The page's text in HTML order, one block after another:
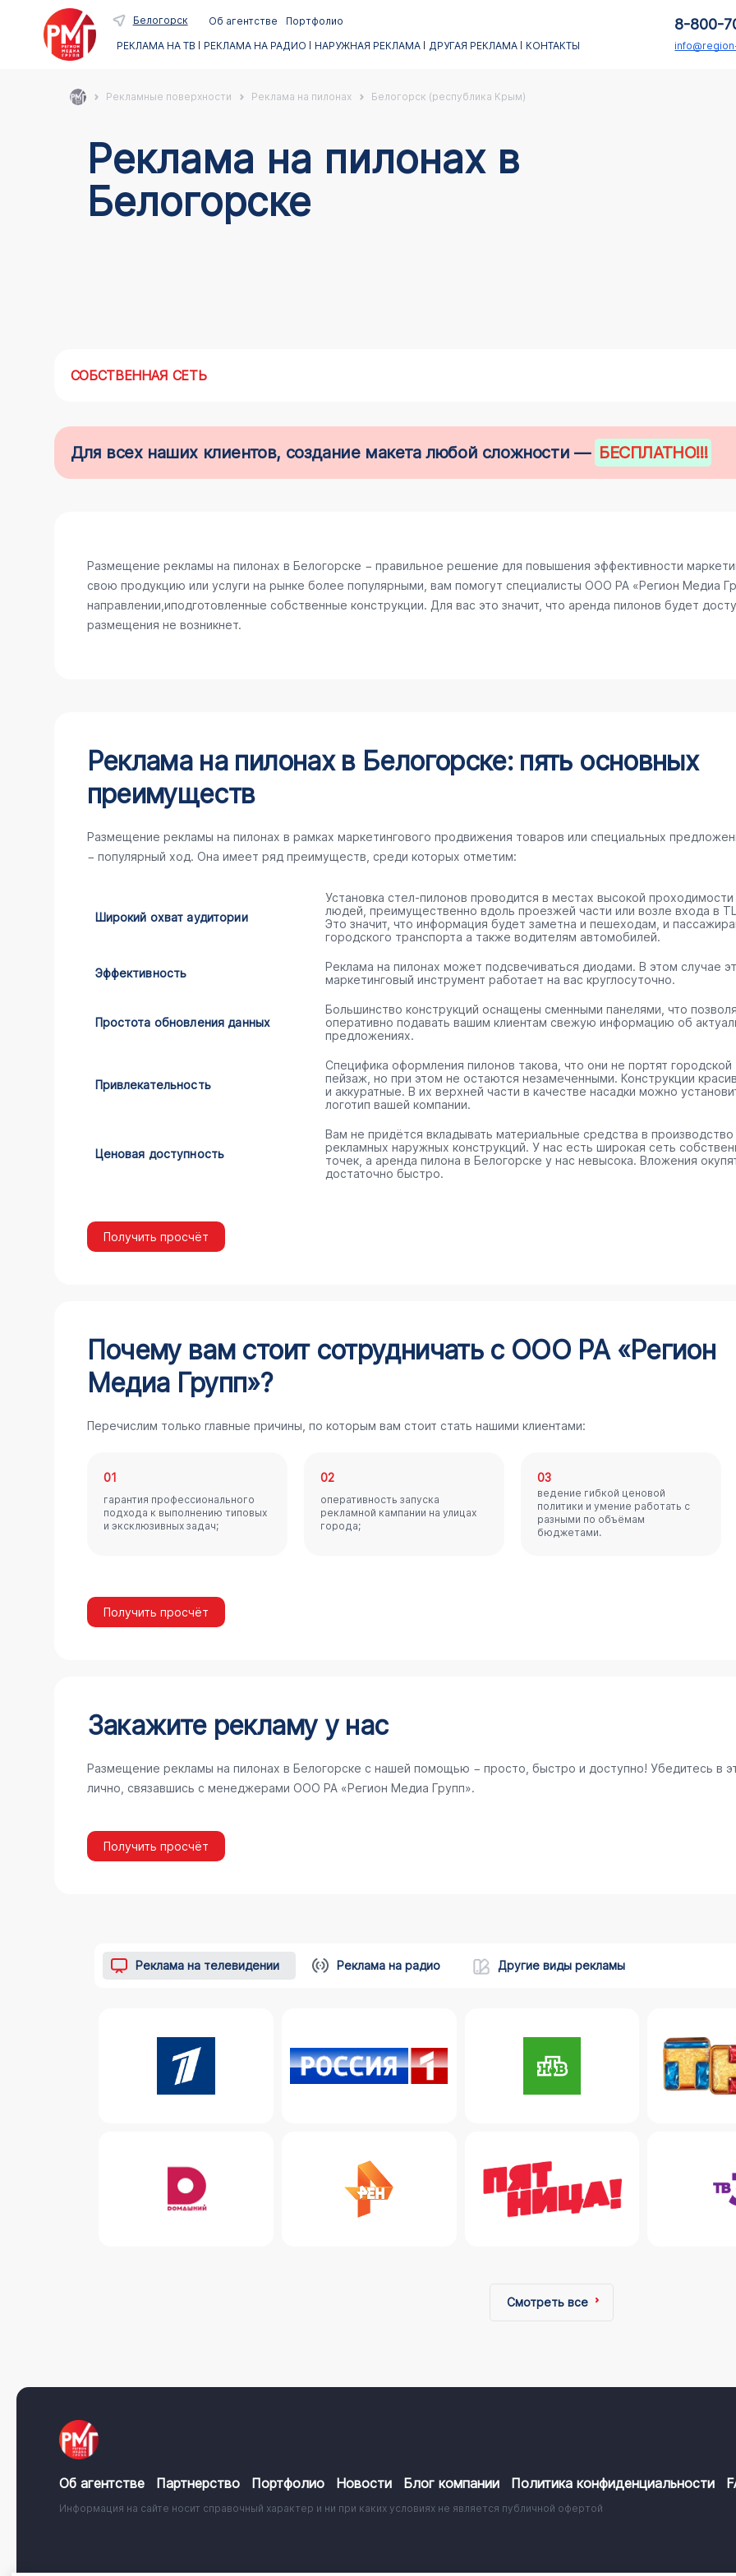
Белогорск Об агентстве
Портфолио
РЕКЛАМА НА ТВ
РЕКЛАМА НА РАДИО НАРУЖНАЯ РЕКЛАМА ДРУГАЯ РЕКЛАМА КОНТАКТЫ
8-800-
Рекламные поверхности Реклама на пилонах Белогорск (республика Крым)
Реклама на пилонах в
Белогорске
СОБСТВЕННАЯ СЕТЬ
Для всех наших клиентов, создание макета любой сложности — БЕСПЛАТНО!!!
Размещение рекламы на пилонах в Белогорске − правильное решение для повышения эффективности
свою продукцию или услуги на рынке более популярными, вам помогут специалисты ООО РА «Регион Медиа
направлении,иподготовленные собственные конструкции. Для вас это значит, что аренда пилонов будет
размещения не возникнет.
Реклама на пилонах в Белогорске: пять основных
преимуществ
Размещение рекламы на пилонах в рамках маркетингового продвижения товаров или специальных
− популярный ход. Она имеет ряд преимуществ, среди которых отметим:
Широкий охват аудитории
Установка стел-пилонов проводится в местах высокой проходимости
людей, преимущественно вдоль проезжей части или возле входа в
Это значит, что информация будет заметна и пешеходам, и
городского транспорта а также водителям автомобилей.
Эффективность
Реклама на пилонах может подсвечиваться диодами. В этом случае
маркетинговый инструмент работает на вас круглосуточно.
Простота обновления данных
Большинство конструкций оснащены сменными панелями, что
оперативно подавать вашим клиентам свежую информацию об
предложениях.
Привлекательность
Специфика оформления пилонов такова, что они не портят городской
пейзаж, но при этом не остаются незамеченными. Конструкции
и аккуратные. В их верхней части в качестве насадки можно
логотип вашей компании.
Ценовая доступность
Вам не придётся вкладывать материальные средства в производство
рекламных наружных конструкций. У нас есть широкая сеть
точек, а аренда пилона в Белогорске у нас невысока. Вложения
достаточно быстро.
Получить просчёт
Почему вам стоит сотрудничать с ООО РА «Регион
Медиа Групп»?
Перечислим только главные причины, по которым вам стоит стать нашими клиентами:
01
гарантия профессионального
подхода к выполнению типовых
и эксклюзивных задач;
02
оперативность запуска
рекламной кампании на улицах
города;
03
ведение гибкой ценовой
политики и умение работать с
разными по объёмам
бюджетами.
Получить просчёт
Закажите рекламу у нас
Размещение рекламы на пилонах в Белогорске с нашей помощью − просто, быстро и доступно! Убедитесь в
лично, связавшись с менеджерами ООО РА «Регион Медиа Групп».
Получить просчёт
Реклама на телевидении Реклама на радио Другие виды рекламы
Смотреть все
Об агентстве Партнерство Портфолио Новости Блог компании Политика конфиденциальности
Информация на сайте носит справочный характер и ни при каких условиях не является публичной офертой